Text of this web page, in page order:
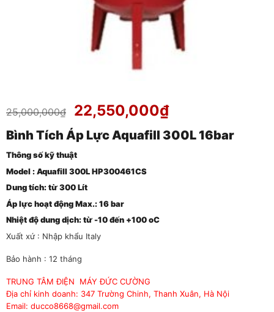
25,000,000₫
Giá
gốc
là:
25,000,000₫.
22,550,000₫Giá
tại
Bình Tích Áp Lực Aquafill 300L 16bar
Thông số kỹ thuật
Model : Aquafill 300L HP300461CS
Dung tích: từ 300 Lít
Áp lực hoạt động Max.: 16 bar
Nhiệt độ dung dịch: từ -10 đến +100 oC
Xuất xứ : Nhập khẩu Italy
Bảo hành : 12 tháng
TRUNG TÂM ĐIỆN MÁY ĐỨC CƯỜNG
Địa chỉ kinh doanh: 347 Trường Chinh, Thanh Xuân, Hà Nội
Email: ducco8668@gmail.com